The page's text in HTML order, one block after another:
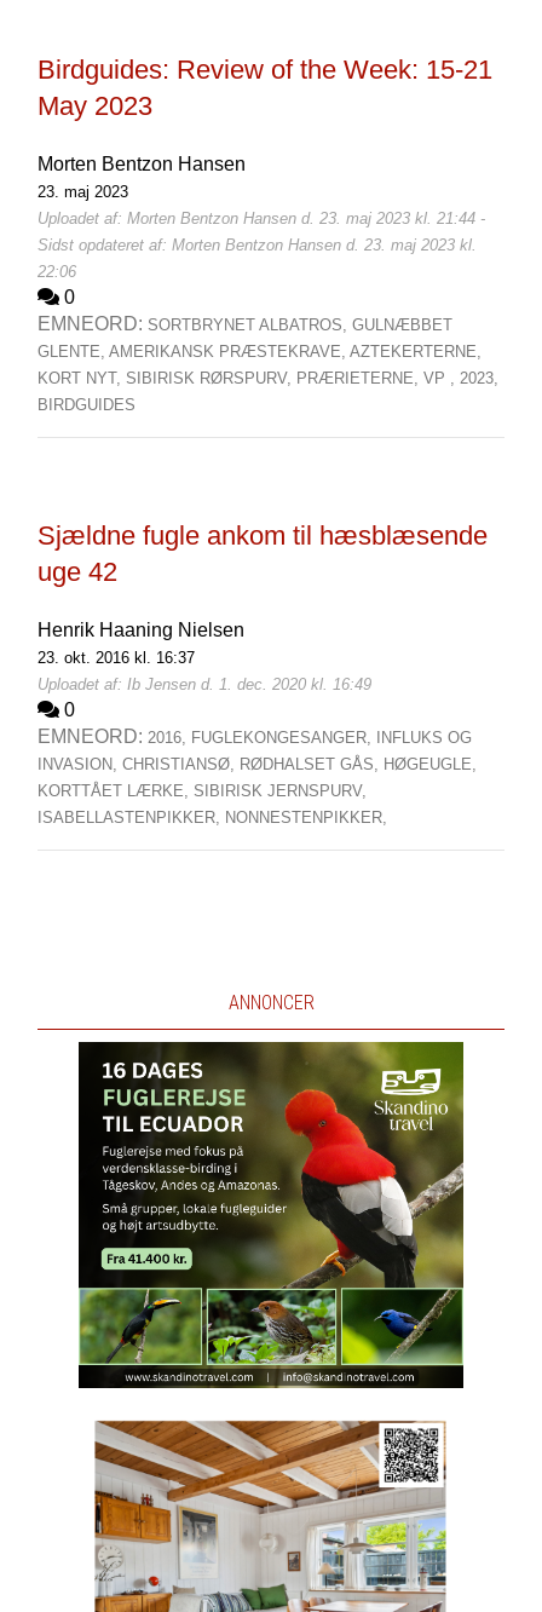
Birdguides: Review of the Week: 15-21
May 2023
Morten Bentzon Hansen
23. maj 2023
Uploadet af: Morten Bentzon Hansen d. 23. maj 2023 kl. 21:44 -
Sidst opdateret af: Morten Bentzon Hansen d. 23. maj 2023 kl.
22:06
0
EMNEORD: SORTBRYNET ALBATROS, GULNÆBBET
GLENTE, AMERIKANSK PRÆSTEKRAVE, AZTEKERTERNE,
KORT NYT, SIBIRISK RØRSPURV, PRÆRIETERNE, VP , 2023,
BIRDGUIDES
Sjældne fugle ankom til hæsblæsende
uge 42
Henrik Haaning Nielsen
23. okt. 2016 kl. 16:37
Uploadet af: Ib Jensen d. 1. dec. 2020 kl. 16:49
0
EMNEORD: 2016, FUGLEKONGESANGER,
INFLUKS OG
INVASION, CHRISTIANSØ, RØDHALSET GÅS, HØGEUGLE,
KORTTÅET LÆRKE, SIBIRISK JERNSPURV,
ISABELLASTENPIKKER, NONNESTENPIKKER,
ANNONCER